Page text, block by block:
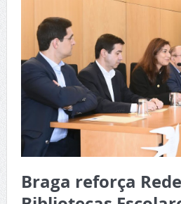
Braga reforça